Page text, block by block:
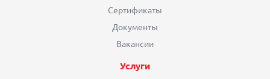
Сертификаты
Документы
Вакансии
Услуги